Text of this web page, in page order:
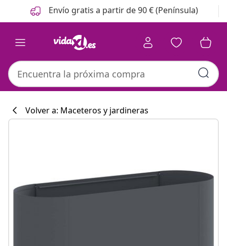
Anterior
Siguiente Envío gratis a partir de 90 € (Península)
#sharemevidaxl
Volver a: Maceteros y jardineras